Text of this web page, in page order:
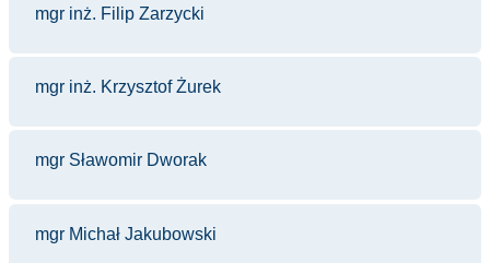
mgr inż. Filip Zarzycki
mgr inż. Krzysztof Żurek
mgr Sławomir Dworak
mgr Michał Jakubowski